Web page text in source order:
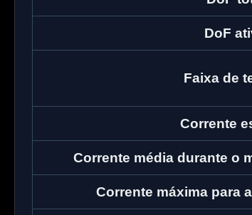
DoF
Faixa de
Corrente
Corrente média durante o
Corrente máxima para